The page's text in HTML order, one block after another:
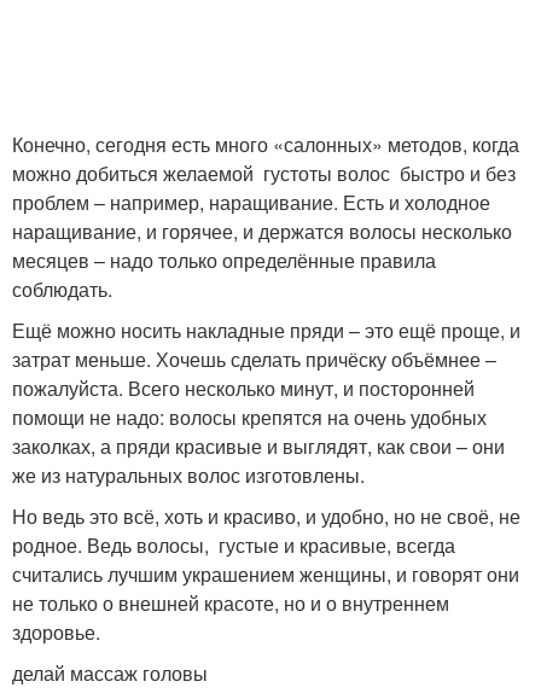
Конечно, сегодня есть много «салонных» методов, когда
можно добиться желаемой густоты волос быстро и без
проблем – например, наращивание. Есть и холодное
наращивание, и горячее, и держатся волосы несколько
месяцев – надо только определённые правила
соблюдать.
Ещё можно носить накладные пряди – это ещё проще, и
затрат меньше. Хочешь сделать причёску объёмнее –
пожалуйста. Всего несколько минут, и посторонней
помощи не надо: волосы крепятся на очень удобных
заколках, а пряди красивые и выглядят, как свои – они
же из натуральных волос изготовлены.
Но ведь это всё, хоть и красиво, и удобно, но не своё, не
родное. Ведь волосы, густые и красивые, всегда
считались лучшим украшением женщины, и говорят они
не только о внешней красоте, но и о внутреннем
здоровье.
делай массаж головы